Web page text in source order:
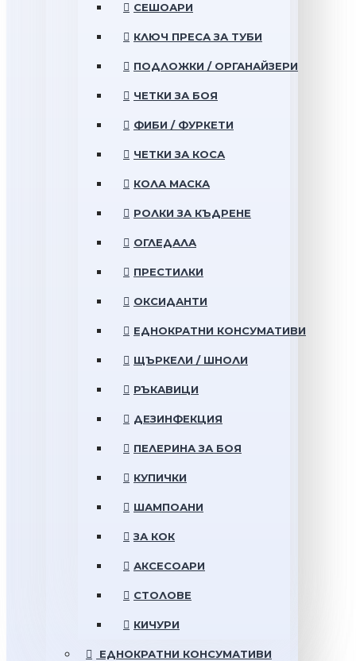
СЕШОАРИ
КЛЮЧ ПРЕСА ЗА ТУБИ
ПОДЛОЖКИ / ОРГАНАЙЗЕРИ
ЧЕТКИ ЗА БОЯ
ФИБИ / ФУРКЕТИ
ЧЕТКИ ЗА КОСА
КОЛА МАСКА
РОЛКИ ЗА КЪДРЕНЕ
ОГЛЕДАЛА
ПРЕСТИЛКИ
ОКСИДАНТИ
ЕДНОКРАТНИ КОНСУМАТИВИ
ЩЪРКЕЛИ / ШНОЛИ
РЪКАВИЦИ
ДЕЗИНФЕКЦИЯ
ПЕЛЕРИНА ЗА БОЯ
КУПИЧКИ
ШАМПОАНИ
ЗА КОК
АКСЕСОАРИ
СТОЛОВЕ
КИЧУРИ
ЕДНОКРАТНИ КОНСУМАТИВИ